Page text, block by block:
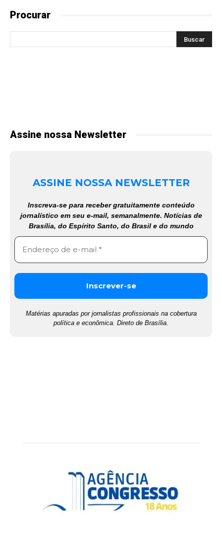
Procurar
Assine nossa Newsletter
ASSINE NOSSA NEWSLETTER
Inscreva-se para receber gratuitamente conteúdo
jornalístico em seu e-mail, semanalmente. Notícias de
Brasília, do Espírito Santo, do Brasil e do mundo
Matérias apuradas por jornalistas profissionais na cobertura
política e econômica. Direto de Brasília.